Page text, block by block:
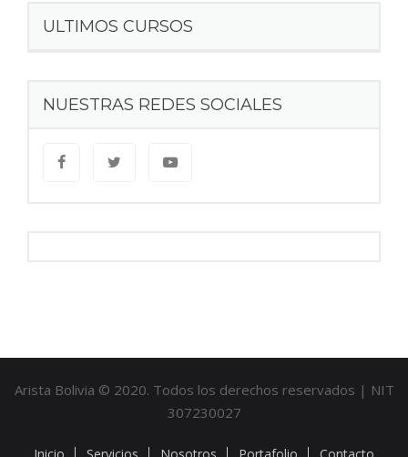
ULTIMOS CURSOS
NUESTRAS REDES SOCIALES
Arista Bolivia © 2020. Todos los derechos reservados | NIT
307230027